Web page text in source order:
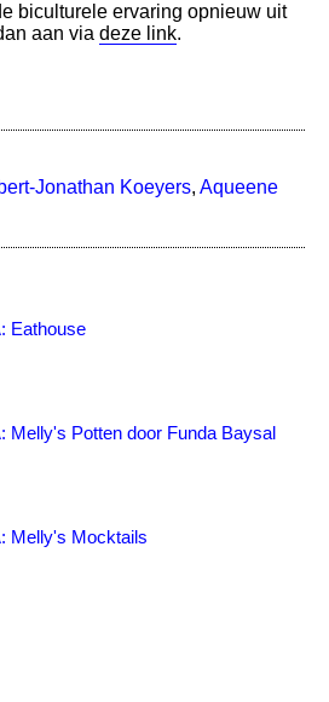
biculturele ervaring opnieuw uit
aan via deze link.
Jonathan Koeyers, Aqueene
Eathouse
Potten door Funda Baysal
Melly's Mocktails